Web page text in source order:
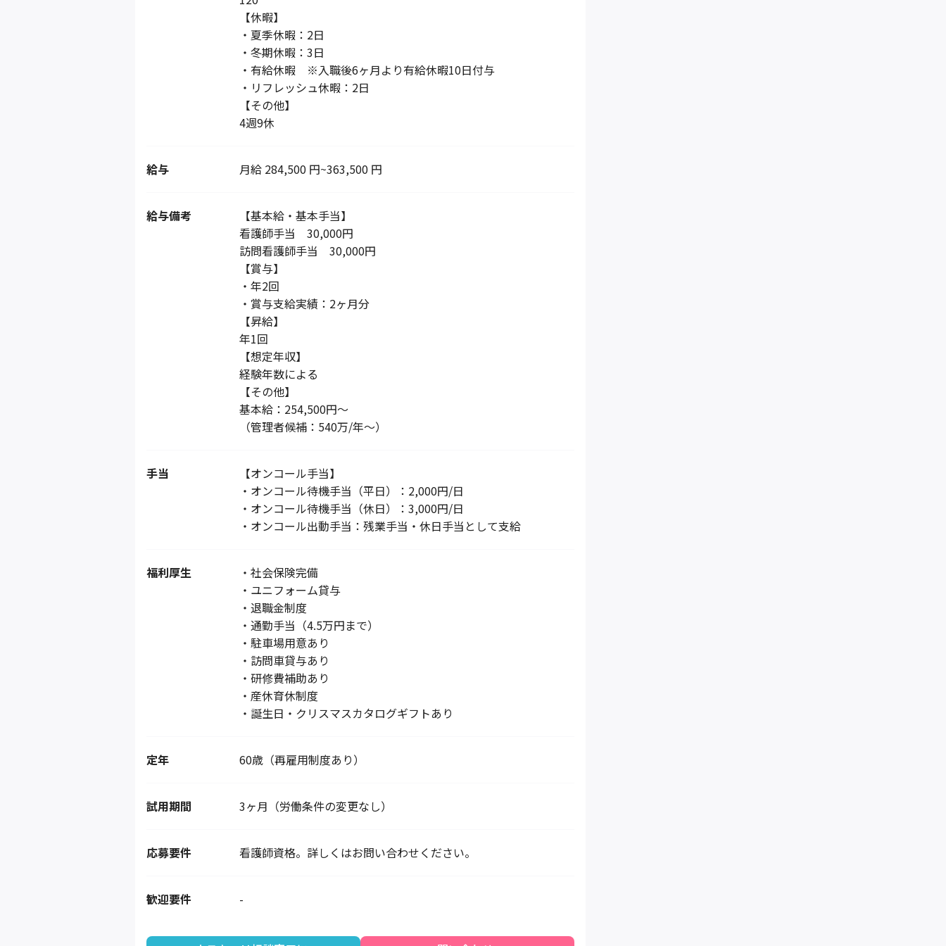
【休暇】
・夏季休暇：2日
・冬期休暇：3日
・有給休暇 ※入職後6ヶ月より有給休暇10日付与
・リフレッシュ休暇：2日
【その他】
4週9休
給与 月給 284,500 円~363,500 円
給与備考
【基本給・基本手当】
看護師手当 30,000円
訪問看護師手当 30,000円
【賞与】
・年2回
・賞与支給実績：2ヶ月分
【昇給】
年1回
【想定年収】
経験年数による
【その他】
基本給：254,500円～
（管理者候補：540万/年～）
手当
【オンコール手当】
・オンコール待機手当（平日）：2,000円/日
・オンコール待機手当（休日）：3,000円/日
・オンコール出動手当：残業手当・休日手当として支給
福利厚生
・社会保険完備
・ユニフォーム貸与
・退職金制度
・通勤手当（4.5万円まで）
・駐車場用意あり
・訪問車貸与あり
・研修費補助あり
・産休育休制度
・誕生日・クリスマスカタログギフトあり
定年 60歳（再雇用制度あり）
試用期間 3ヶ月（労働条件の変更なし）
応募要件 看護師資格。詳しくはお問い合わせください。
歓迎要件 -